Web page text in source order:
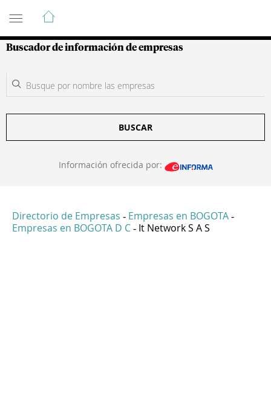
Guía de Empresas Colombianas
Buscador de información de empresas
BUSCAR
Información ofrecida por:
Directorio de Empresas - Empresas en BOGOTA -
Empresas en BOGOTA D C - It Network S A S